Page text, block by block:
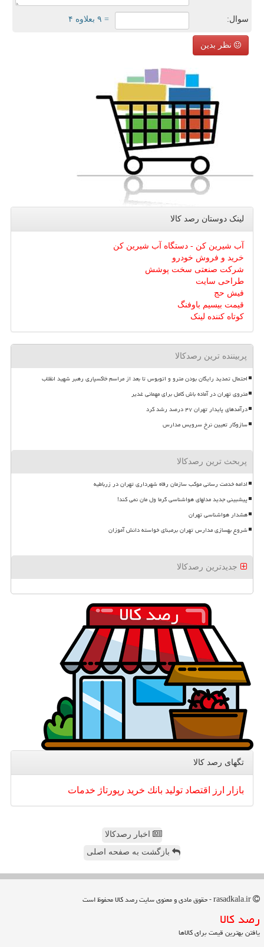
سوال: = ۹ بعلاوه ۴
نظر بدین
لینک دوستان رصد كالا
آب شیرین کن - دستگاه آب شیرین کن
خرید و فروش خودرو
شرکت صنعتی سخت پوشش
طراحی سایت
فیش حج
قیمت بیسیم باوفنگ
کوتاه کننده لینک
پربیننده ترین رصدکالا
احتمال تمدید رایگان بودن مترو و اتوبوس تا بعد از مراسم خاکسپاری رهبر شهید انقلاب
متروی تهران در آماده باش کامل برای مهمانی غدیر
درآمدهای پایدار تهران ۴۷ درصد رشد کرد
سازوکار تعیین نرخ سرویس مدارس
پربحث ترین رصدکالا
ادامه خدمت رسانی موکب سازمان رفاه شهرداری تهران در زرباطیه
پیشبینی جدید مدلهای هواشناسی گرما ول مان نمی کند!
هشدار هواشناسی تهران
شروع بهسازی مدارس تهران برمبنای خواسته دانش آموزان
جدیدترین رصدکالا
تگهای رصد كالا
بازار ارز اقتصاد تولید بانك خرید رپورتاژ خدمات
اخبار رصدکالا
بازگشت به صفحه اصلی
رصد كالا
یافتن بهترین قیمت برای کالاها